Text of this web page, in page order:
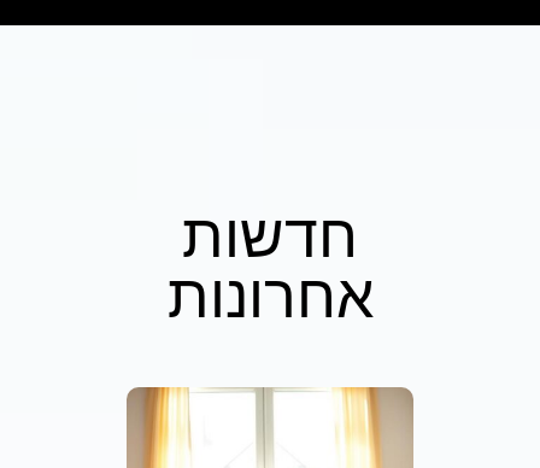
חדשות
אחרונות